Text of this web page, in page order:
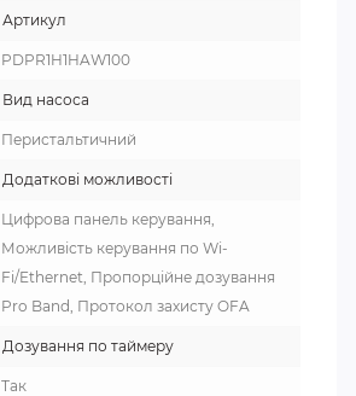
Артикул
PDPR1H1HAW100
Вид насоса
Перистальтичний
Додаткові можливості
Цифрова панель керування,
Можливість керування по Wi-
Fi/Ethernet, Пропорційне дозування
Pro Band, Протокол захисту OFA
Дозування по таймеру
Так